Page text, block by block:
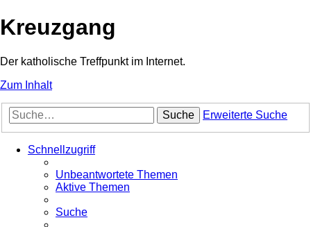
Kreuzgang
Der katholische Treffpunkt im Internet.
Zum Inhalt
Suche Erweiterte Suche
Schnellzugriff
Unbeantwortete Themen
Aktive Themen
Suche